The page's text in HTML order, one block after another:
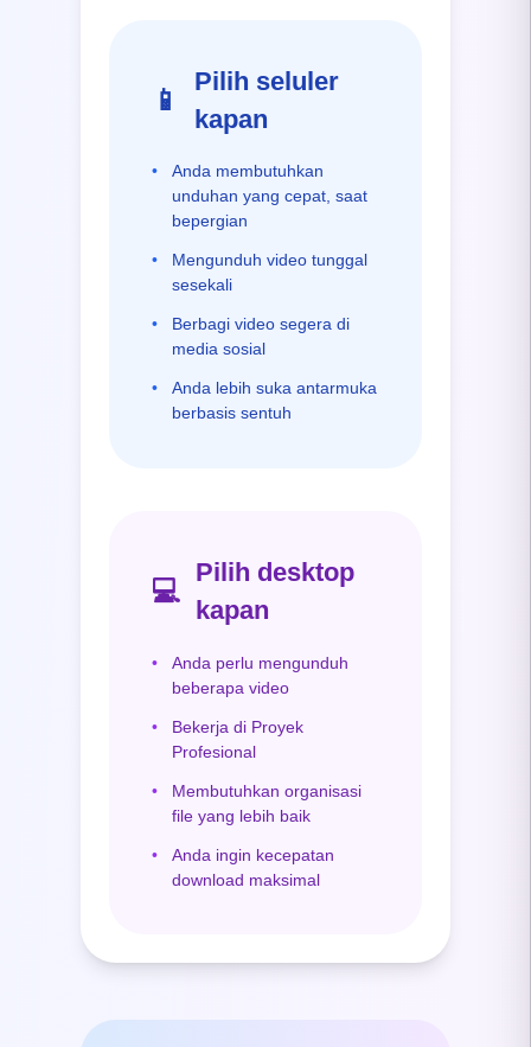
📱
Pilih seluler
kapan
•
Anda membutuhkan
unduhan yang cepat, saat
bepergian
•
Mengunduh video tunggal
sesekali
•
Berbagi video segera di
media sosial
•
Anda lebih suka antarmuka
berbasis sentuh
💻
Pilih desktop
kapan
•
Anda perlu mengunduh
beberapa video
•
Bekerja di Proyek
Profesional
•
Membutuhkan organisasi
file yang lebih baik
•
Anda ingin kecepatan
download maksimal